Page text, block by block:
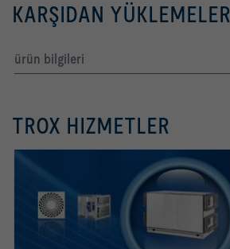
KARŞIDAN YÜKLEMELER
ürün bilgileri
TROX HIZMETLER